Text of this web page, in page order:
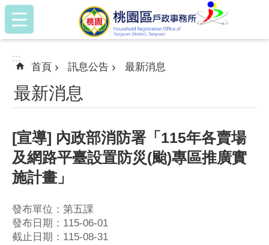
跳到主要內容區塊
:::
:::
首頁 訊息公告 最新消息
最新消息
[宣導] 內政部消防署「115年各賣場
及網路平臺設置防災(颱)專區推廣實
施計畫」
發布單位：第五課
發布日期：115-06-01
截止日期：115-08-31